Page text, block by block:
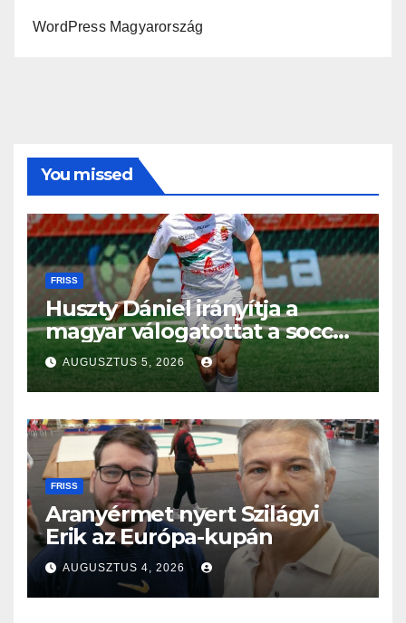
WordPress Magyarország
You missed
FRISS
Huszty Dániel irányítja a
magyar válogatottat a socca-
világbajnokságon
AUGUSZTUS 5, 2026
FRISS
Aranyérmet nyert Szilágyi
Erik az Európa-kupán
AUGUSZTUS 4, 2026